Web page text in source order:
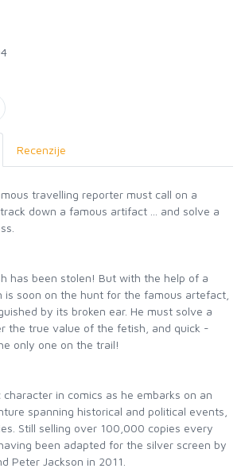
Recenzije
travelling reporter must call on a
down a famous artifact ... and solve a
has been stolen! But with the help of a
is soon on the hunt for the famous artefact,
by its broken ear. He must solve a
the true value of the fetish, and quick -
only one on the trail!
in comics as he embarks on an
spanning historical and political events,
Still selling over 100,000 copies every
been adapted for the silver screen by